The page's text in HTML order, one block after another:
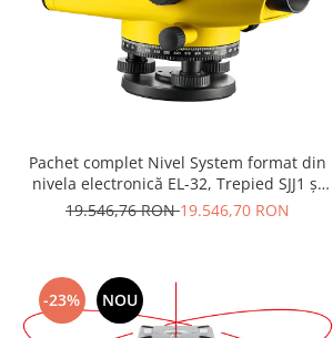
Pachet complet Nivel System format din
nivela electronică EL-32, Trepied SJJ1 și
Stadie TS-5 TS-5
19.546,76 RON19.546,70 RON
-23% NOU